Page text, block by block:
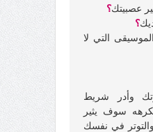
عصبيتك؟
؟
التي لا
وأدر شريط
سوف يثير
في نفسك